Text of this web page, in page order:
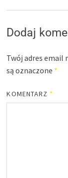
Dodaj
Twój adres email
są oznaczone *
KOMENTARZ *